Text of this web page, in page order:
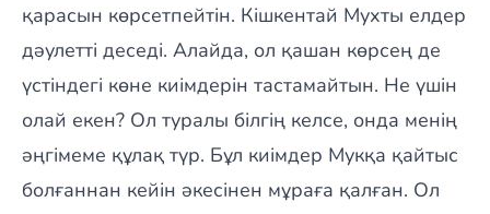
қарасын көрсетпейтін. Кішкентай Мухты елдер
дәулетті деседі. Алайда, ол қашан көрсең де
үстіндегі көне киімдерін тастамайтын. Не үшін
олай екен? Ол туралы білгің келсе, онда менің
әңгімеме құлақ түр. Бұл киімдер Мукқа қайтыс
болғаннан кейін әкесінен мұраға қалған. Ол